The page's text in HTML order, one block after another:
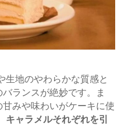
生地のやわらかな質感と
ランスが絶妙です。ま
みや味わいがケーキに使
キャラメルそれぞれを引